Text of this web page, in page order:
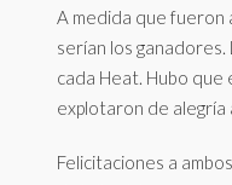
A medida que fueron
serían los
cada Heat. Hubo
explotaron de alegría
Felicitaciones a